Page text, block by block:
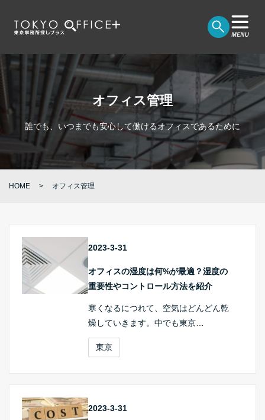
オフィス管理
誰でも、いつまでも安心して働けるオフィスであるために
HOME オフィス管理
2023-3-31
オフィスの湿度は何%が最適？湿度の
重要性やコントロール方法を紹介
寒くなるにつれて、空気はどんどん乾
燥していきます。中でも東京…
東京
2023-3-31